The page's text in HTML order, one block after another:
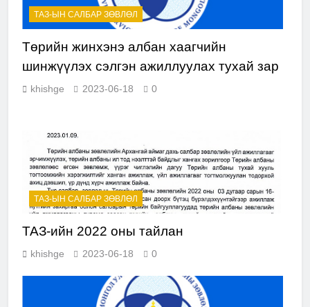
ТАЗ-ЫН САЛБАР ЗӨВЛӨЛ
Төрийн жинхэнэ албан хаагчийн
шинжүүлэх сэлгэн ажиллуулах тухай зар
khishge 2023-06-18 0
ТАЗ-ЫН САЛБАР ЗӨВЛӨЛ
ТАЗ-ийн 2022 оны тайлан
khishge 2023-06-18 0